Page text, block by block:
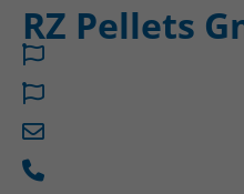
RZ Pellets